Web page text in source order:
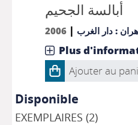
أبالسة الجحيم
: دار الغرب |
2006
Plus
Ajouter au
Disponible
EXEMPLAIRES (2)